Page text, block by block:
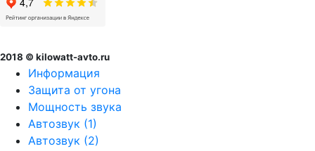
2018 © kilowatt-avto.ru
Информация
Защита от угона
Мощность звука
Автозвук (1)
Автозвук (2)